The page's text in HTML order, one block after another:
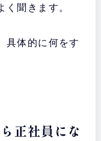
く聞きます。
具体的に何をす
正社員にな